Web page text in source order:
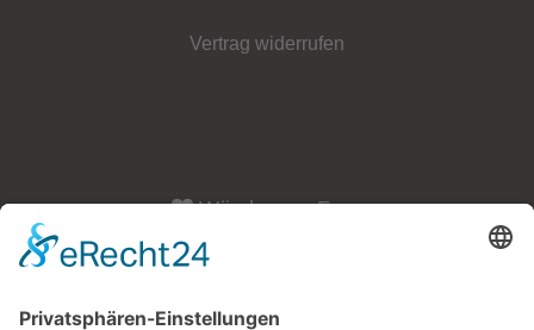
Vertrag widerrufen
Würzburger Fass
Samstag: 10:00 - 15:00 Uhr